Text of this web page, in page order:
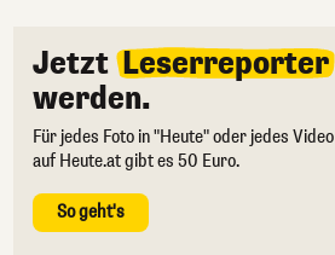
Jetzt Leserreporter
werden.
Für jedes Foto in "Heute" oder jedes Video
auf Heute.at gibt es 50 Euro.
So geht's